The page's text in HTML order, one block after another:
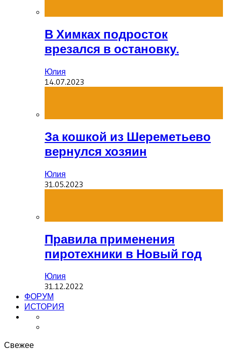
В Химках подросток
врезался в остановку.
Юлия
14.07.2023
За кошкой из Шереметьево
вернулся хозяин
Юлия
31.05.2023
Правила применения
пиротехники в Новый год
Юлия
31.12.2022
ФОРУМ
ИСТОРИЯ
Свежее